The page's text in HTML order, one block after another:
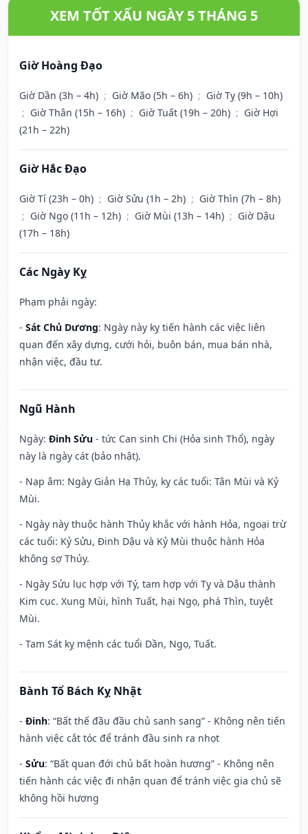
XEM TỐT XẤU NGÀY 5 THÁNG 5
Giờ Hoàng Đạo
Giờ Dần (3h – 4h) ; Giờ Mão (5h – 6h) ; Giờ Tỵ (9h – 10h)
; Giờ Thân (15h – 16h) ; Giờ Tuất (19h – 20h) ; Giờ Hợi
(21h – 22h)
Giờ Hắc Đạo
Giờ Tí (23h – 0h) ; Giờ Sửu (1h – 2h) ; Giờ Thìn (7h – 8h)
; Giờ Ngọ (11h – 12h) ; Giờ Mùi (13h – 14h) ; Giờ Dậu
(17h – 18h)
Các Ngày Kỵ
Phạm phải ngày:
- Sát Chủ Dương: Ngày này kỵ tiến hành các việc liên
quan đến xây dựng, cưới hỏi, buôn bán, mua bán nhà,
nhận việc, đầu tư.
Ngũ Hành
Ngày: Đinh Sửu - tức Can sinh Chi (Hỏa sinh Thổ), ngày
này là ngày cát (bảo nhật).
- Nạp âm: Ngày Giản Hạ Thủy, kỵ các tuổi: Tân Mùi và Kỷ
Mùi.
- Ngày này thuộc hành Thủy khắc với hành Hỏa, ngoại trừ
các tuổi: Kỷ Sửu, Đinh Dậu và Kỷ Mùi thuộc hành Hỏa
không sợ Thủy.
- Ngày Sửu lục hợp với Tý, tam hợp với Tỵ và Dậu thành
Kim cục. Xung Mùi, hình Tuất, hại Ngọ, phá Thìn, tuyệt
Mùi.
- Tam Sát kỵ mệnh các tuổi Dần, Ngọ, Tuất.
Bành Tổ Bách Kỵ Nhật
- Đinh: “Bất thế đầu đầu chủ sanh sang” - Không nên tiến
hành việc cắt tóc để tránh đầu sinh ra nhọt
- Sửu: “Bất quan đới chủ bất hoàn hương” - Không nên
tiến hành các việc đi nhận quan để tránh việc gia chủ sẽ
không hồi hương